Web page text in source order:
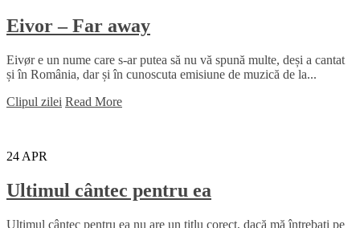
Eivor – Far away
Eivør e un nume care s-ar putea să nu vă spună multe, deși a cantat
și în România, dar și în cunoscuta emisiune de muzică de la...
Clipul zilei Read More
24 APR
Ultimul cântec pentru ea
Ultimul cântec pentru ea nu are un titlu corect, dacă mă întrebați pe